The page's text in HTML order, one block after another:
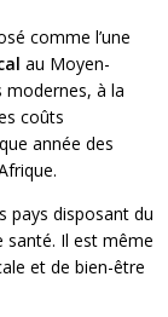
comme l’une
au Moyen-
modernes, à la
coûts
année des
pays disposant du
santé. Il est même
et de bien-être